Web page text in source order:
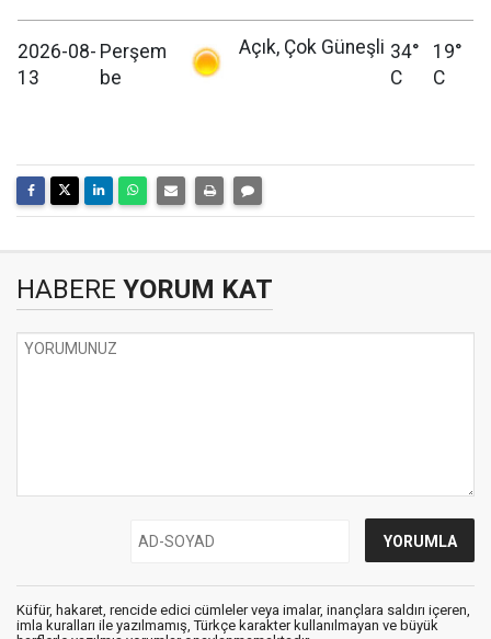
2026-08-
13
Perşem
be
Açık, Çok Güneşli 34°
C
19°
C
HABERE YORUM KAT
Küfür, hakaret, rencide edici cümleler veya imalar, inançlara saldırı içeren,
imla kuralları ile yazılmamış, Türkçe karakter kullanılmayan ve büyük